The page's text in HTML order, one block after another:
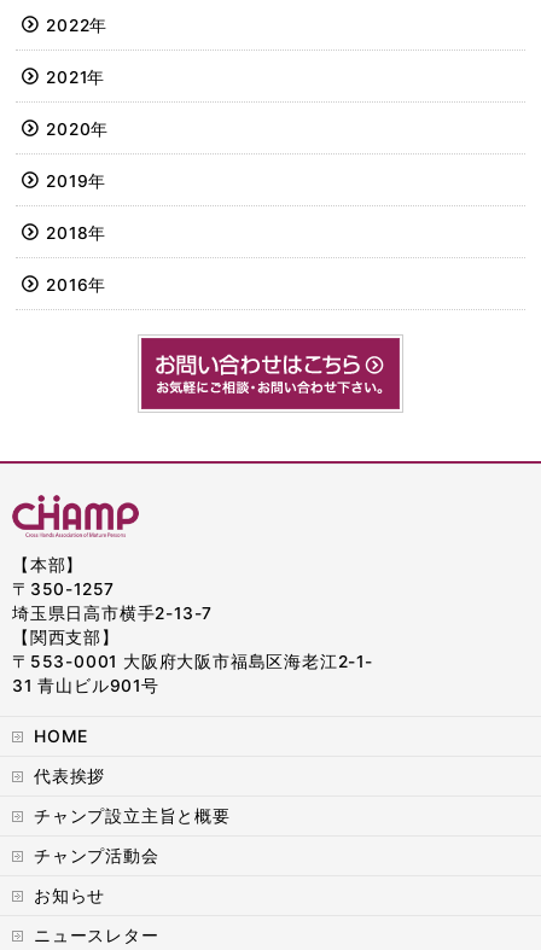
2022年
2021年
2020年
2019年
2018年
2016年
【本部】
〒350-1257
埼玉県日高市横手2-13-7
【関西支部】
〒553-0001 大阪府大阪市福島区海老江2-1-
31 青山ビル901号
HOME
代表挨拶
チャンプ設立主旨と概要
チャンプ活動会
お知らせ
ニュースレター